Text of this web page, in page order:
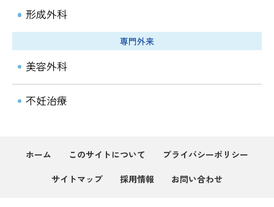
形成外科
美容外科
不妊治療
ホーム このサイトについて プライバシーポリシー
サイトマップ 採用情報 お問い合わせ